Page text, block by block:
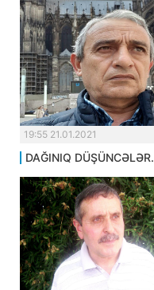
19:55 21.01.2021
DAĞINIQ DÜŞÜNCƏLƏR.